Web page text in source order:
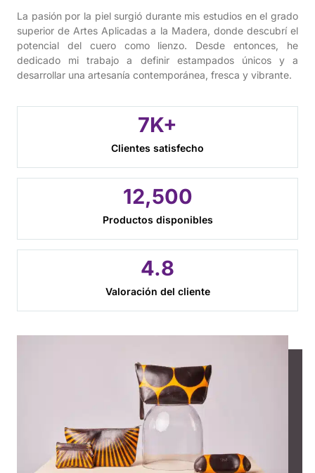
La pasión por la piel surgió durante mis estudios en el grado
superior de Artes Aplicadas a la Madera, donde descubrí el
potencial del cuero como lienzo. Desde entonces, he
dedicado mi trabajo a definir estampados únicos y a
desarrollar una artesanía contemporánea, fresca y vibrante.
Clientes satisfecho
7K+
Productos disponibles
12,500
Valoración del cliente
4.8